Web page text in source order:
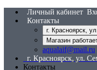
Личный кабинет
Контакты
г. Красноярск,
Магазин
aqualaif@mail.ru
г. Красноярск, ул.
Контакты